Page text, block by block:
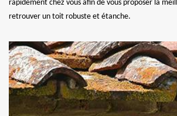
rapidement chez vous afin de vous proposer la
retrouver un toit robuste et étanche.